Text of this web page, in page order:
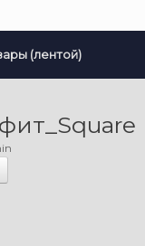
(лентой)